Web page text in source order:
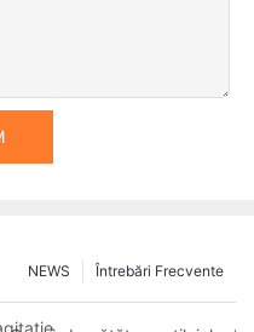
Întrebări Frecvente
NEWS